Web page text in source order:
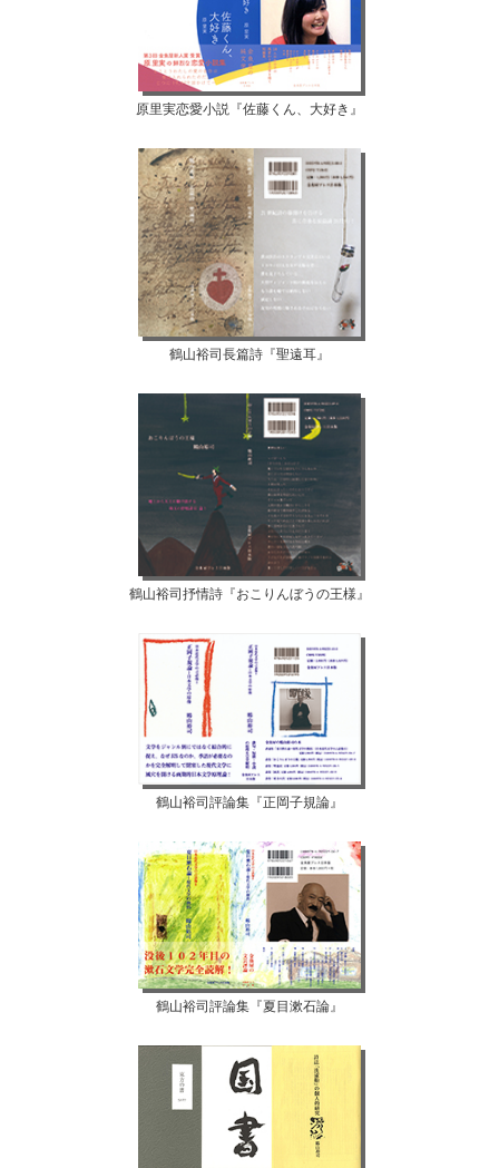
原里実恋愛小説『佐藤くん、大好き』
鶴山裕司長篇詩『聖遠耳』
鶴山裕司抒情詩『おこりんぼうの王様』
鶴山裕司評論集『正岡子規論』
鶴山裕司評論集『夏目漱石論』